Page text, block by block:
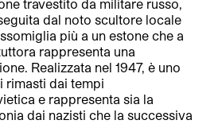
travestito da militare russo,
dal noto scultore locale
più a un estone che a
rappresenta una
Realizzata nel 1947, è uno
rimasti dai tempi
e rappresenta sia la
dai nazisti che la successiva